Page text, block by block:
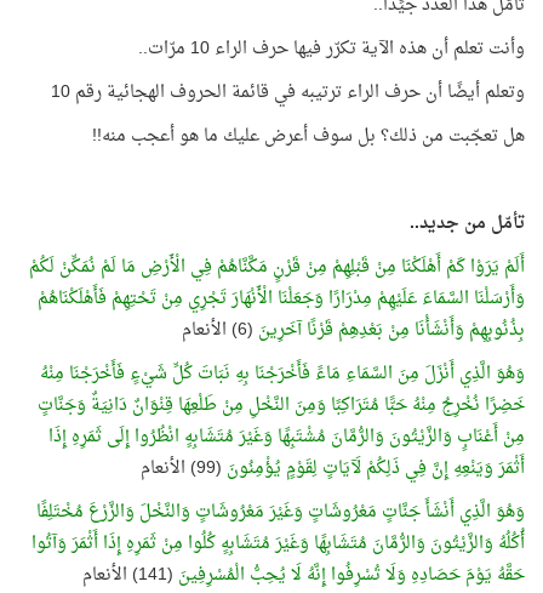
وأنت تعلم أن هذه الآية تكرّر فيها حرف الراء 10 مرّات..
وتعلم أيضًا أن حرف الراء ترتيبه في قائمة الحروف الهجائية رقم 10
هل تعجّبت من ذلك؟ بل سوف أعرض عليك ما هو أعجب منه!!
تأمّل من جديد..
أَلَمْ يَرَوْا كَمْ أَهْلَكْنَا مِنْ قَبْلِهِمْ مِنْ قَرْنٍ مَكَّنَّاهُمْ فِي الْأَرْضِ مَا لَمْ نُمَكِّنْ لَكُمْ
وَأَرْسَلْنَا السَّمَاءَ عَلَيْهِمْ مِدْرَارًا وَجَعَلْنَا الْأَنْهَارَ تَجْرِي مِنْ تَحْتِهِمْ فَأَهْلَكْنَاهُمْ
بِذُنُوبِهِمْ وَأَنْشَأْنَا مِنْ بَعْدِهِمْ قَرْنًا آخَرِينَ (6) الأنعام
وَهُوَ الَّذِي أَنْزَلَ مِنَ السَّمَاءِ مَاءً فَأَخْرَجْنَا بِهِ نَبَاتَ كُلِّ شَيْءٍ فَأَخْرَجْنَا مِنْهُ
خَضِرًا نُخْرِجُ مِنْهُ حَبًّا مُتَرَاكِبًا وَمِنَ النَّخْلِ مِنْ طَلْعِهَا قِنْوَانٌ دَانِيَةٌ وَجَنَّاتٍ
مِنْ أَعْنَابٍ وَالزَّيْتُونَ وَالرُّمَّانَ مُشْتَبِهًا وَغَيْرَ مُتَشَابِهٍ انْظُرُوا إِلَى ثَمَرِهِ إِذَا
أَثْمَرَ وَيَنْعِهِ إِنَّ فِي ذَلِكُمْ لَآيَاتٍ لِقَوْمٍ يُؤْمِنُونَ (99) الأنعام
وَهُوَ الَّذِي أَنْشَأَ جَنَّاتٍ مَعْرُوشَاتٍ وَغَيْرَ مَعْرُوشَاتٍ وَالنَّخْلَ وَالزَّرْعَ مُخْتَلِفًا
أُكُلُهُ وَالزَّيْتُونَ وَالرُّمَّانَ مُتَشَابِهًا وَغَيْرَ مُتَشَابِهٍ كُلُوا مِنْ ثَمَرِهِ إِذَا أَثْمَرَ وَآتُوا
حَقَّهُ يَوْمَ حَصَادِهِ وَلَا تُسْرِفُوا إِنَّهُ لَا يُحِبُّ الْمُسْرِفِينَ (141) الأنعام